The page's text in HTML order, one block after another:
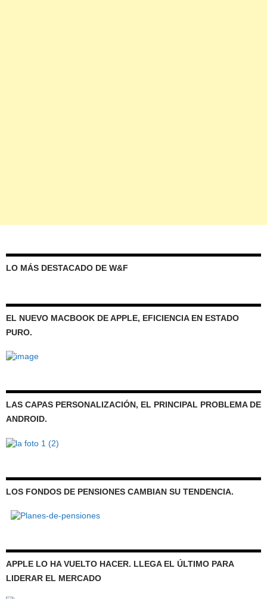
LO MÁS DESTACADO DE W&F
EL NUEVO MACBOOK DE APPLE, EFICIENCIA EN ESTADO
PURO.
LAS CAPAS PERSONALIZACIÓN, EL PRINCIPAL PROBLEMA DE
ANDROID.
LOS FONDOS DE PENSIONES CAMBIAN SU TENDENCIA.
APPLE LO HA VUELTO HACER. LLEGA EL ÚLTIMO PARA
LIDERAR EL MERCADO